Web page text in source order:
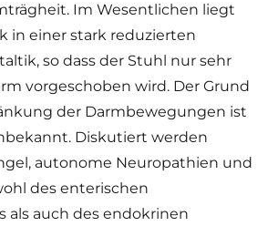
Im Wesentlichen liegt
in einer stark reduzierten
so dass der Stuhl nur sehr
vorgeschoben wird. Der Grund
der Darmbewegungen ist
Diskutiert werden
autonome Neuropathien und
des enterischen
als auch des endokrinen